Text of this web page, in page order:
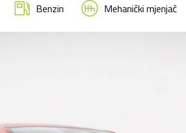
Benzin Mehanički mjenjač